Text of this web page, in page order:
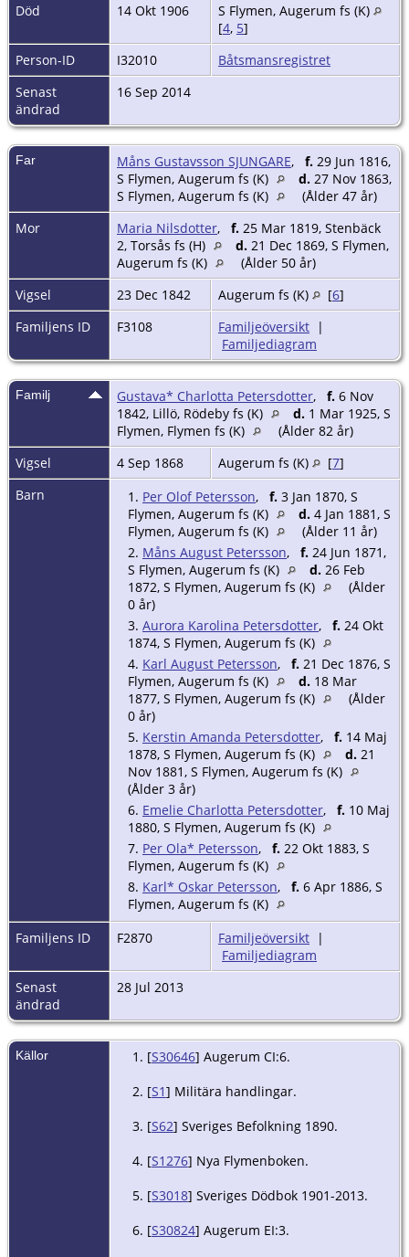
Död
14 Okt 1906
S Flymen, Augerum fs (K)
[4, 5]
Person-ID
I32010
Båtsmansregistret
Senast
ändrad
16 Sep 2014
Far Måns Gustavsson SJUNGARE, f. 29 Jun 1816,
S Flymen, Augerum fs (K)
d. 27 Nov 1863,
S Flymen, Augerum fs (K)
(Ålder 47 år)
Mor
Maria Nilsdotter, f. 25 Mar 1819, Stenbäck
2, Torsås fs (H)
d. 21 Dec 1869, S Flymen,
Augerum fs (K)
(Ålder 50 år)
Vigsel
23 Dec 1842 Augerum fs (K) [6]
Familjens ID
F3108 Familjeöversikt |
Familjediagram
Familj Gustava* Charlotta Petersdotter, f. 6 Nov
1842, Lillö, Rödeby fs (K)
d. 1 Mar 1925, S
Flymen, Flymen fs (K)
(Ålder 82 år)
Vigsel
4 Sep 1868 Augerum fs (K) [7]
Barn
1. Per Olof Petersson, f. 3 Jan 1870, S
Flymen, Augerum fs (K)
d. 4 Jan 1881, S
Flymen, Augerum fs (K)
(Ålder 11 år)
2. Måns August Petersson, f. 24 Jun 1871,
S Flymen, Augerum fs (K)
d. 26 Feb
1872, S Flymen, Augerum fs (K)
(Ålder
0 år)
3. Aurora Karolina Petersdotter, f. 24 Okt
1874, S Flymen, Augerum fs (K)
4. Karl August Petersson, f. 21 Dec 1876, S
Flymen, Augerum fs (K)
d. 18 Mar
1877, S Flymen, Augerum fs (K)
(Ålder
0 år)
5. Kerstin Amanda Petersdotter, f. 14 Maj
1878, S Flymen, Augerum fs (K)
d. 21
Nov 1881, S Flymen, Augerum fs (K)
(Ålder 3 år)
6. Emelie Charlotta Petersdotter, f. 10 Maj
1880, S Flymen, Augerum fs (K)
7. Per Ola* Petersson, f. 22 Okt 1883, S
Flymen, Augerum fs (K)
8. Karl* Oskar Petersson, f. 6 Apr 1886, S
Flymen, Augerum fs (K)
Familjens ID
F2870 Familjeöversikt |
Familjediagram
Senast
ändrad
28 Jul 2013
Källor [S30646] Augerum CI:6.
[S1] Militära handlingar.
[S62] Sveriges Befolkning 1890.
[S1276] Nya Flymenboken.
[S3018] Sveriges Dödbok 1901-2013.
[S30824] Augerum EI:3.